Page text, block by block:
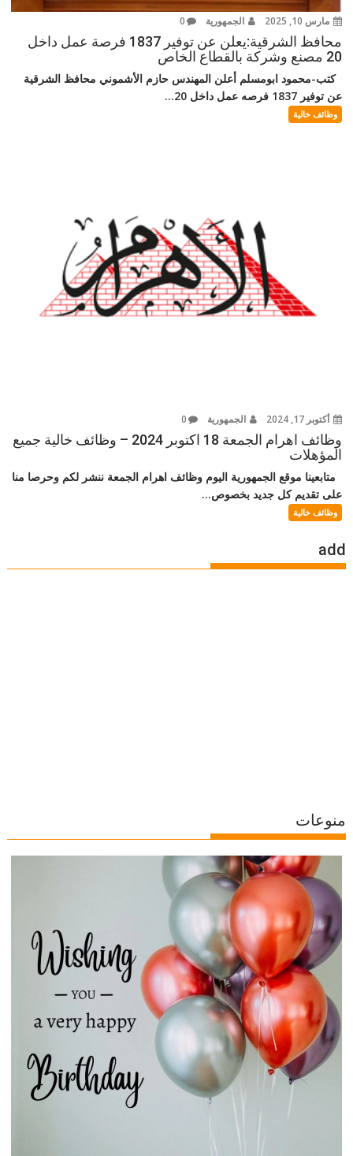
مارس 10, 2025 الجمهورية 0
محافظ الشرقية:يعلن عن توفير 1837 فرصة عمل داخل
20 مصنع وشركة بالقطاع الخاص
كتب-محمود ابومسلم أعلن المهندس حازم الأشموني محافظ الشرقية
عن توفير 1837 فرصه عمل داخل 20...
وظائف خالية
أكتوبر 17, 2024 الجمهورية 0
وظائف اهرام الجمعة 18 اكتوبر 2024 – وظائف خالية جميع
المؤهلات
متابعينا موقع الجمهورية اليوم وظائف اهرام الجمعة ننشر لكم وحرصا منا
على تقديم كل جديد بخصوص...
وظائف خالية
add
منوعات